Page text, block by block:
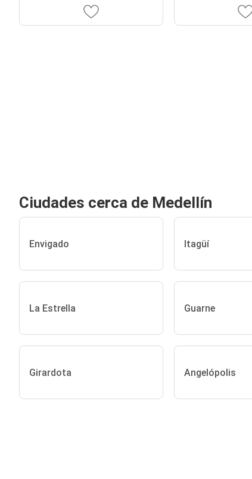
Ciudades cerca de Medellín
Envigado Itagüí
La Estrella Guarne
Girardota Angelópolis